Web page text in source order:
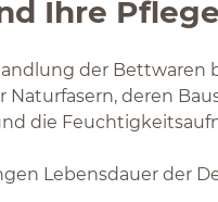
Ihre Pflege
der Bettwaren
Naturfasern, deren
die
Lebensdauer der